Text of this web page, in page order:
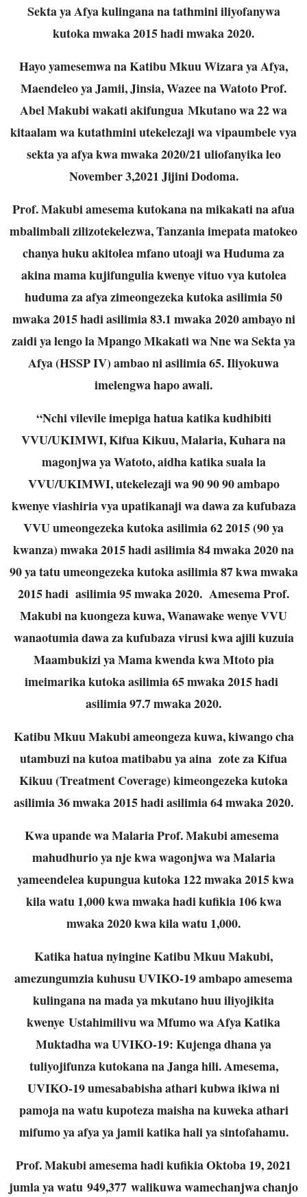
Sekta ya Afya kulingana na tathmini iliyofanywa
kutoka mwaka 2015 hadi mwaka 2020.
Hayo yamesemwa na Katibu Mkuu Wizara ya Afya,
Maendeleo ya Jamii, Jinsia, Wazee na Watoto Prof.
Abel Makubi wakati akifungua Mkutano wa 22 wa
kitaalam wa kutathmini utekelezaji wa vipaumbele vya
sekta ya afya kwa mwaka 2020/21 uliofanyika leo
November 3,2021 Jijini Dodoma.
Prof. Makubi amesema kutokana na mikakati na afua
mbalimbali zilizotekelezwa, Tanzania imepata matokeo
chanya huku akitolea mfano utoaji wa Huduma za
akina mama kujifungulia kwenye vituo vya kutolea
huduma za afya zimeongezeka kutoka asilimia 50
mwaka 2015 hadi asilimia 83.1 mwaka 2020 ambayo ni
zaidi ya lengo la Mpango Mkakati wa Nne wa Sekta ya
Afya (HSSP IV) ambao ni asilimia 65. Iliyokuwa
imelengwa hapo awali.
“Nchi vilevile imepiga hatua katika kudhibiti
VVU/UKIMWI, Kifua Kikuu, Malaria, Kuhara na
magonjwa ya Watoto, aidha katika suala la
VVU/UKIMWI, utekelezaji wa 90 90 90 ambapo
kwenye viashiria vya upatikanaji wa dawa za kufubaza
VVU umeongezeka kutoka asilimia 62 2015 (90 ya
kwanza) mwaka 2015 hadi asilimia 84 mwaka 2020 na
90 ya tatu umeongezeka kutoka asilimia 87 kwa mwaka
2015 hadi asilimia 95 mwaka 2020. Amesema Prof.
Makubi na kuongeza kuwa, Wanawake wenye VVU
wanaotumia dawa za kufubaza virusi kwa ajili kuzuia
Maambukizi ya Mama kwenda kwa Mtoto pia
imeimarika kutoka asilimia 65 mwaka 2015 hadi
asilimia 97.7 mwaka 2020.
Katibu Mkuu Makubi ameongeza kuwa, kiwango cha
utambuzi na kutoa matibabu ya aina zote za Kifua
Kikuu (Treatment Coverage) kimeongezeka kutoka
asilimia 36 mwaka 2015 hadi asilimia 64 mwaka 2020.
Kwa upande wa Malaria Prof. Makubi amesema
mahudhurio ya nje kwa wagonjwa wa Malaria
yameendelea kupungua kutoka 122 mwaka 2015 kwa
kila watu 1,000 kwa mwaka hadi kufikia 106 kwa
mwaka 2020 kwa kila watu 1,000.
Katika hatua nyingine Katibu Mkuu Makubi,
amezungumzia kuhusu UVIKO-19 ambapo amesema
kulingana na mada ya mkutano huu iliyojikita
kwenye Ustahimilivu wa Mfumo wa Afya Katika
Muktadha wa UVIKO-19: Kujenga dhana ya
tuliyojifunza kutokana na Janga hili. Amesema,
UVIKO-19 umesababisha athari kubwa ikiwa ni
pamoja na watu kupoteza maisha na kuweka athari
mifumo ya afya ya jamii katika hali ya sintofahamu.
Prof. Makubi amesema hadi kufikia Oktoba 19, 2021
jumla ya watu 949,377 walikuwa wamechanjwa chanjo